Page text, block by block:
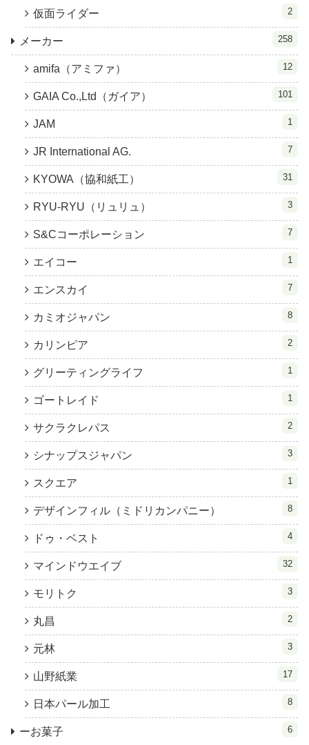
仮面ライダー 2
メーカー 258
amifa（アミファ） 12
GAIA Co.,Ltd（ガイア） 101
JAM 1
JR International AG. 7
KYOWA（協和紙工） 31
RYU-RYU（リュリュ） 3
S&Cコーポレーション 7
エイコー 1
エンスカイ 7
カミオジャパン 8
カリンピア 2
グリーティングライフ 1
ゴートレイド 1
サクラクレパス 2
シナップスジャパン 3
スクエア 1
デザインフィル（ミドリカンパニー） 8
ドゥ・ベスト 4
マインドウエイブ 32
モリトク 3
丸昌 2
元林 3
山野紙業 17
日本パール加工 8
ーお菓子 6